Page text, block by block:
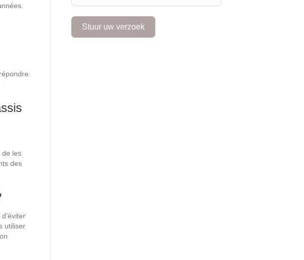
de les
des
utiliser
+Stuur uw verzoek